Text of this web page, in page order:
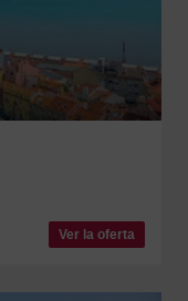
Ver la oferta